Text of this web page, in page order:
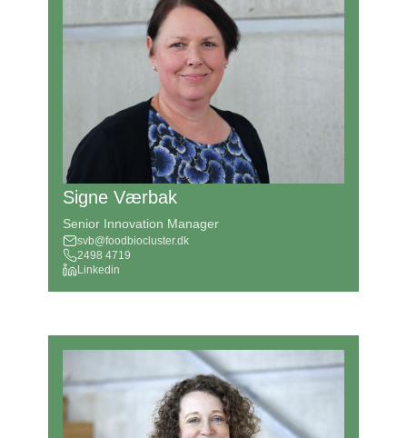
Signe Værbak
Senior Innovation Manager
svb@foodbiocluster.dk
2498 4719
Linkedin